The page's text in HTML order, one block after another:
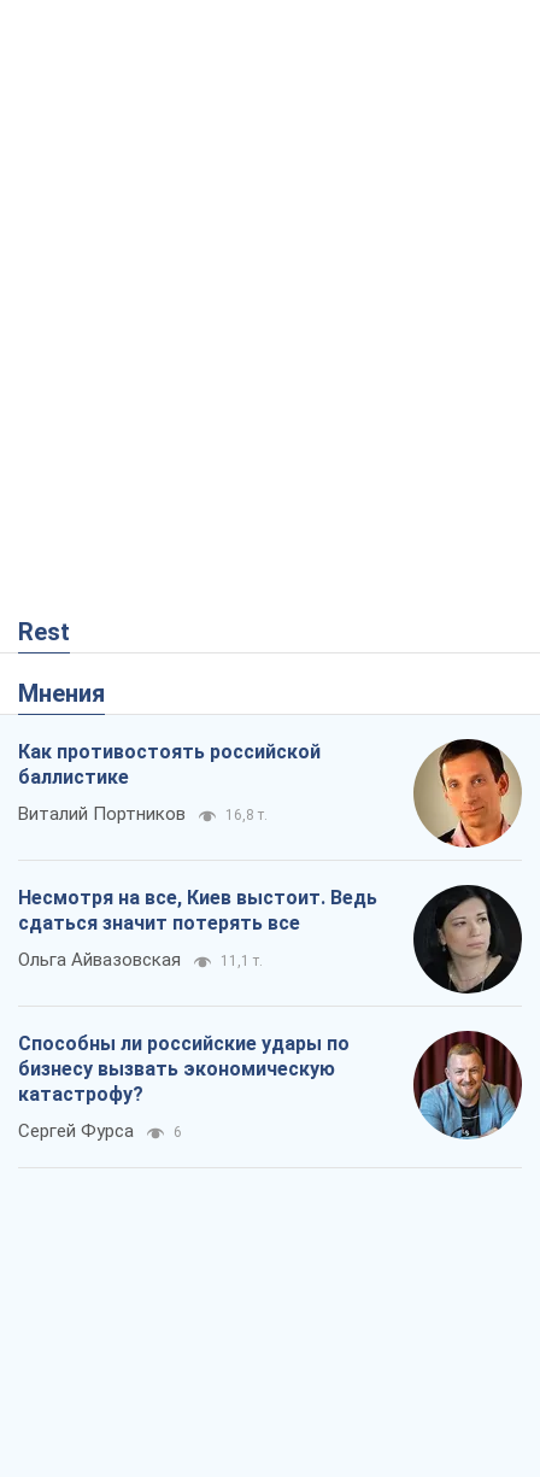
Rest
Мнения
Как противостоять российской
баллистике
Виталий Портников 16,8 т.
Несмотря на все, Киев выстоит. Ведь
сдаться значит потерять все
Ольга Айвазовская 11,1 т.
Способны ли российские удары по
бизнесу вызвать экономическую
катастрофу?
Сергей Фурса 6